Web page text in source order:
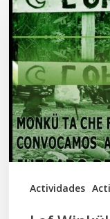
Actividades
Küsra
convoca
a
apoyar
audiencia
en
Juzgado